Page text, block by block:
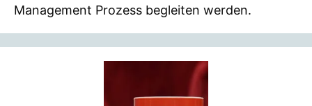
Management Prozess begleiten werden.